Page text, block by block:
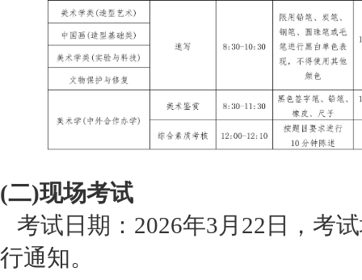
(二)现场考试
考试日期：2026年3月22日，考
行通知。